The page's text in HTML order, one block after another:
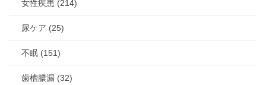
女性疾患 (214)
尿ケア (25)
不眠 (151)
歯槽膿漏 (32)